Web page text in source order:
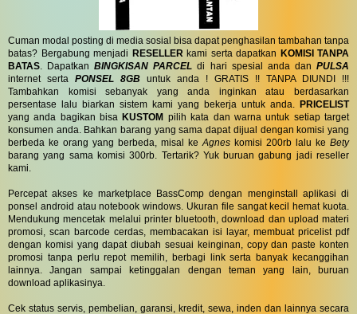
Cuman modal posting di media sosial bisa dapat penghasilan tambahan tanpa
batas? Bergabung menjadi RESELLERkami serta dapatkan KOMISI TANPA
BATAS. DapatkanBINGKISAN PARCEL di hari spesial anda danPULSA
internet serta PONSEL 8GB untuk anda ! GRATIS !! TANPA DIUNDI !!!
Tambahkan komisi sebanyak yang anda inginkan atau berdasarkan
persentase lalu biarkan sistem kami yang bekerja untuk anda. PRICELIST
yang anda bagikan bisaKUSTOM pilih kata dan warna untuk setiap target
konsumen anda. Bahkan barang yang sama dapat dijual dengan komisi yang
berbeda ke orang yang berbeda, misal keAgnes komisi 200rb lalu ke Bety
barang yang sama komisi 300rb. Tertarik? Yuk buruan gabung jadi reseller
kami.
Percepat akses ke marketplace BassComp dengan menginstall aplikasi di
ponsel android atau notebook windows. Ukuran file sangat kecil hemat kuota.
Mendukung mencetak melalui printer bluetooth, download dan upload materi
promosi, scan barcode cerdas, membacakan isi layar, membuat pricelist pdf
dengan komisi yang dapat diubah sesuai keinginan, copy dan paste konten
promosi tanpa perlu repot memilih, berbagi link serta banyak kecanggihan
lainnya. Jangan sampai ketinggalan dengan teman yang lain, buruan
download aplikasinya.
Cek status servis, pembelian, garansi, kredit, sewa, inden dan lainnya secara